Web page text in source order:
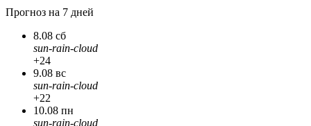
Прогноз на 7 дней
8.08 сб
sun-rain-cloud
+24
9.08 вс
sun-rain-cloud
+22
10.08 пн
sun-rain-cloud